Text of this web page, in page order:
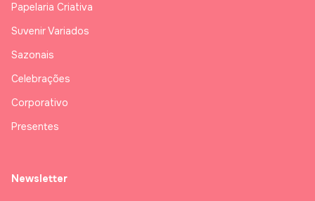
Papelaria Criativa
Suvenir Variados
Sazonais
Celebrações
Corporativo
Presentes
Newsletter